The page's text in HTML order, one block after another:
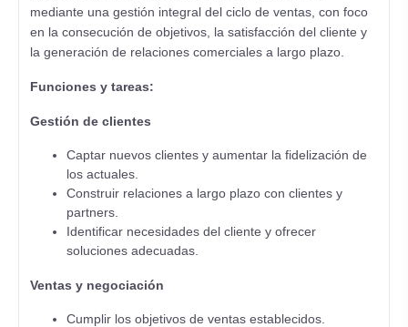
mediante una gestión integral del ciclo de ventas, con foco
en la consecución de objetivos, la satisfacción del cliente y
la generación de relaciones comerciales a largo plazo.
Funciones y tareas:
Gestión de clientes
Captar nuevos clientes y aumentar la fidelización de
los actuales.
Construir relaciones a largo plazo con clientes y
partners.
Identificar necesidades del cliente y ofrecer
soluciones adecuadas.
Ventas y negociación
Cumplir los objetivos de ventas establecidos.